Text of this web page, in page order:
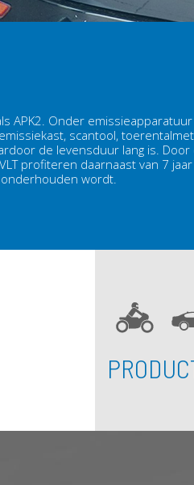
APK2. Onder
scantool,
de levensduur lang is. Door
profiteren daarnaast van 7
wordt.